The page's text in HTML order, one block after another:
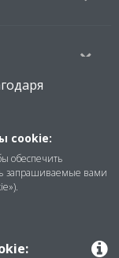
этика
cookie:
обеспечить
запрашиваемые вами